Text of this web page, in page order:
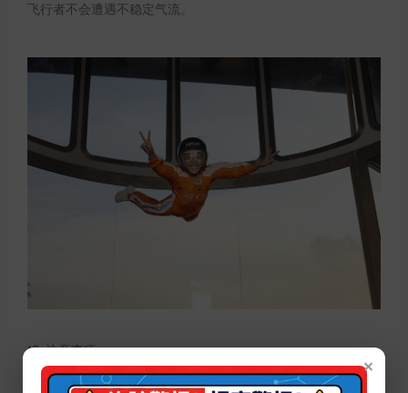
×
飞行者不会遭遇不稳定气流。
Ifly注意事项：
【飞行者自身条件限制】